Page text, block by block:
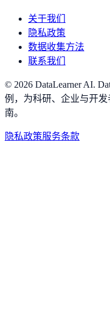
关于我们
隐私政策
数据收集方法
联系我们
© 2026 DataLearner AI.
例，为科研、企业与开
南。
隐私政策服务条款